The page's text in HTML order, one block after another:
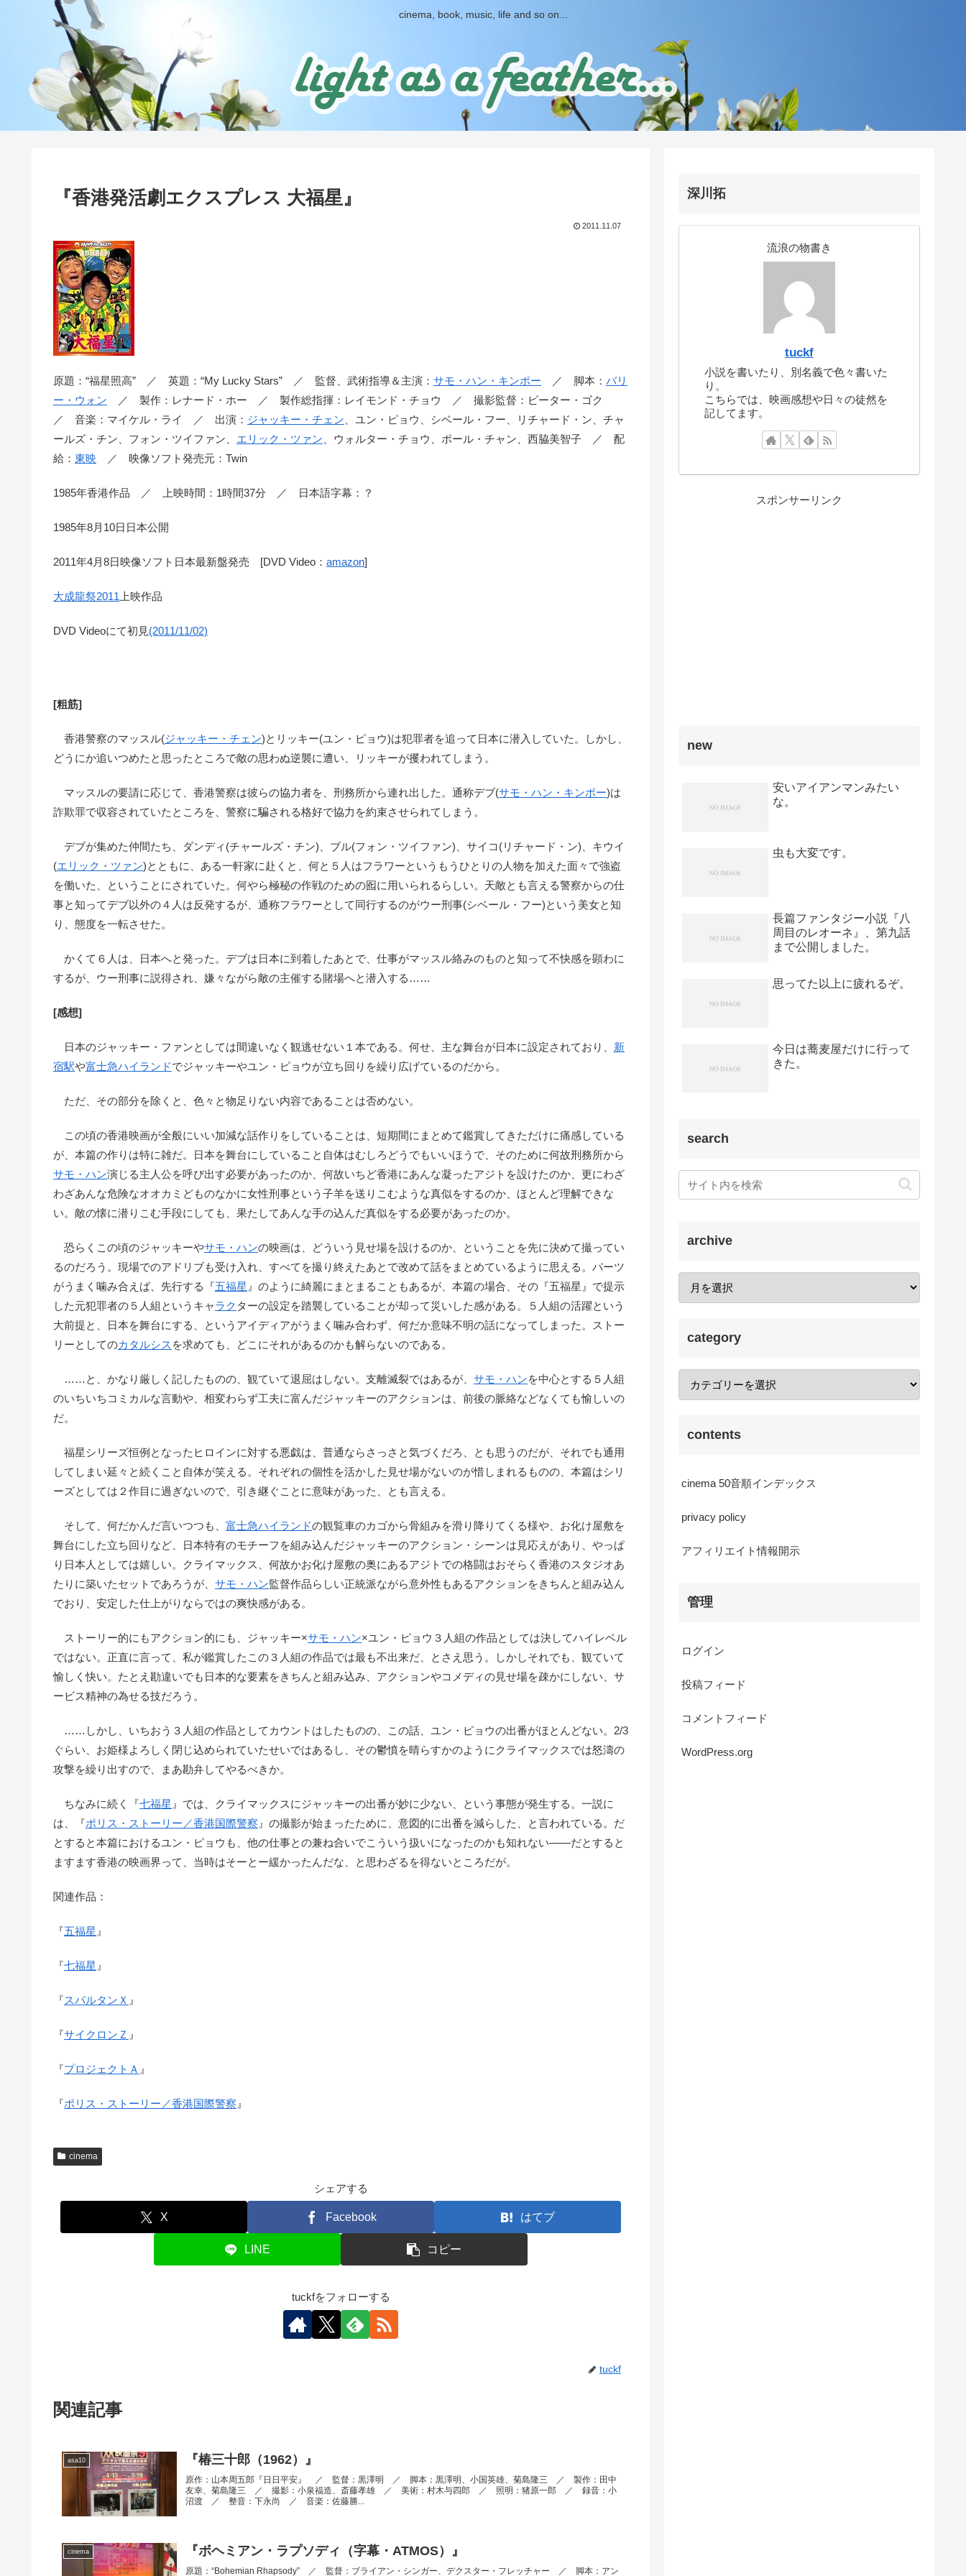
cinema, book, music, life and so on...
『香港発活劇エクスプレス 大福星』
2011.11.07
原題：“福星照高” ／ 英題：“My Lucky Stars” ／ 監督、武術指導＆主演： サモ・ハン・キンポー ／ 脚本： バリ
ー・ウォン ／ 製作：レナード・ホー ／ 製作総指揮：レイモンド・チョウ ／ 撮影監督：ピーター・ゴク
／ 音楽：マイケル・ライ ／ 出演： ジャッキー・チェン 、ユン・ピョウ、シベール・フー、リチャード・ン、チャ
ールズ・チン、フォン・ツイファン、 エリック・ツァン 、ウォルター・チョウ、ポール・チャン、西脇美智子 ／ 配
給： 東映 ／ 映像ソフト発売元：Twin
1985年香港作品 ／ 上映時間：1時間37分 ／ 日本語字幕：？
1985年8月10日日本公開
2011年4月8日映像ソフト日本最新盤発売 [DVD Video： amazon]
大成龍祭2011 上映作品
DVD Videoにて初見(2011/11/02)
[粗筋]
香港警察のマッスル(ジャッキー・チェン)とリッキー(ユン・ピョウ)は犯罪者を追って日本に潜入していた。しかし、
どうにか追いつめたと思ったところで敵の思わぬ逆襲に遭い、リッキーが攫われてしまう。
マッスルの要請に応じて、香港警察は彼らの協力者を、刑務所から連れ出した。通称デブ(サモ・ハン・キンポー)は
詐欺罪で収容されていたところを、警察に騙される格好で協力を約束させられてしまう。
デブが集めた仲間たち、ダンディ(チャールズ・チン)、ブル(フォン・ツイファン)、サイコ(リチャード・ン)、キウイ
(エリック・ツァン)とともに、ある一軒家に赴くと、何と５人はフラワーというもうひとりの人物を加えた面々で強盗
を働いた、ということにされていた。何やら極秘の作戦のための囮に用いられるらしい。天敵とも言える警察からの仕
事と知ってデブ以外の４人は反発するが、通称フラワーとして同行するのがウー刑事(シベール・フー)という美女と知
り、態度を一転させた。
かくて６人は、日本へと発った。デブは日本に到着したあとで、仕事がマッスル絡みのものと知って不快感を顕わに
するが、ウー刑事に説得され、嫌々ながら敵の主催する賭場へと潜入する……
[感想]
日本のジャッキー・ファンとしては間違いなく観逃せない１本である。何せ、主な舞台が日本に設定されており、 新
宿駅や富士急ハイランドでジャッキーやユン・ピョウが立ち回りを繰り広げているのだから。
ただ、その部分を除くと、色々と物足りない内容であることは否めない。
この頃の香港映画が全般にいい加減な話作りをしていることは、短期間にまとめて鑑賞してきただけに痛感している
が、本篇の作りは特に雑だ。日本を舞台にしていること自体はむしろどうでもいいほうで、そのために何故刑務所から
サモ・ハン演じる主人公を呼び出す必要があったのか、何故いちど香港にあんな凝ったアジトを設けたのか、更にわざ
わざあんな危険なオオカミどものなかに女性刑事という子羊を送りこむような真似をするのか、ほとんど理解できな
い。敵の懐に潜りこむ手段にしても、果たしてあんな手の込んだ真似をする必要があったのか。
恐らくこの頃のジャッキーやサモ・ハンの映画は、どういう見せ場を設けるのか、ということを先に決めて撮ってい
るのだろう。現場でのアドリブも受け入れ、すべてを撮り終えたあとで改めて話をまとめているように思える。パーツ
がうまく噛み合えば、先行する『五福星 』のように綺麗にまとまることもあるが、本篇の場合、その『五福星』で提示
した元犯罪者の５人組というキャラク ターの設定を踏襲していることが却って災いした感がある。５人組の活躍という
大前提と、日本を舞台にする、というアイディアがうまく噛み合わず、何だか意味不明の話になってしまった。ストー
リーとしてのカタルシス を求めても、どこにそれがあるのかも解らないのである。
……と、かなり厳しく記したものの、観ていて退屈はしない。支離滅裂ではあるが、 サモ・ハンを中心とする５人組
のいちいちコミカルな言動や、相変わらず工夫に富んだジャッキーのアクションは、前後の脈絡などなくても愉しいの
だ。
福星シリーズ恒例となったヒロインに対する悪戯は、普通ならさっさと気づくだろ、とも思うのだが、それでも通用
してしまい延々と続くこと自体が笑える。それぞれの個性を活かした見せ場がないのが惜しまれるものの、本篇はシリ
ーズとしては２作目に過ぎないので、引き継ぐことに意味があった、とも言える。
そして、何だかんだ言いつつも、 富士急ハイランドの観覧車のカゴから骨組みを滑り降りてくる様や、お化け屋敷を
舞台にした立ち回りなど、日本特有のモチーフを組み込んだジャッキーのアクション・シーンは見応えがあり、やっぱ
り日本人としては嬉しい。クライマックス、何故かお化け屋敷の奥にあるアジトでの格闘はおそらく香港のスタジオあ
たりに築いたセットであろうが、 サモ・ハン監督作品らしい正統派ながら意外性もあるアクションをきちんと組み込ん
でおり、安定した仕上がりならではの爽快感がある。
ストーリー的にもアクション的にも、ジャッキー×サモ・ハン×ユン・ピョウ３人組の作品としては決してハイレベル
ではない。正直に言って、私が鑑賞したこの３人組の作品では最も不出来だ、とさえ思う。しかしそれでも、観ていて
愉しく快い。たとえ勘違いでも日本的な要素をきちんと組み込み、アクションやコメディの見せ場を疎かにしない、サ
ービス精神の為せる技だろう。
……しかし、いちおう３人組の作品としてカウントはしたものの、この話、ユン・ピョウの出番がほとんどない。2/3
ぐらい、お姫様よろしく閉じ込められていたせいではあるし、その鬱憤を晴らすかのようにクライマックスでは怒濤の
攻撃を繰り出すので、まあ勘弁してやるべきか。
ちなみに続く『七福星 』では、クライマックスにジャッキーの出番が妙に少ない、という事態が発生する。一説に
は、『ポリス・ストーリー／香港国際警察 』の撮影が始まったために、意図的に出番を減らした、と言われている。だ
とすると本篇におけるユン・ピョウも、他の仕事との兼ね合いでこういう扱いになったのかも知れない――だとすると
ますます香港の映画界って、当時はそーとー緩かったんだな、と思わざるを得ないところだが。
関連作品：
『五福星 』
『七福星 』
『スパルタンＸ 』
『サイクロンＺ 』
『プロジェクトＡ 』
『ポリス・ストーリー／香港国際警察 』
cinema
シェアする
X Facebook はてブ
LINE コピー
tuckfをフォローする
tuckf
関連記事
asa10 『椿三十郎（1962）』
原作：山本周五郎『日日平安』 ／ 監督：黒澤明 ／ 脚本：黒澤明、小国英雄、菊島隆三 ／ 製作：田中
友幸、菊島隆三 ／ 撮影：小泉福造、斎藤孝雄 ／ 美術：村木与四郎 ／ 照明：猪原一郎 ／ 録音：小
沼渡 ／ 整音：下永尚 ／ 音楽：佐藤勝...
cinema 『ボヘミアン・ラプソディ（字幕・ATMOS）』
原題：“Bohemian Rhapsody” ／ 監督：ブライアン・シンガー、デクスター・フレッチャー ／ 脚本：アン
深川拓
流浪の物書き
tuckf
小説を書いたり、別名義で色々書いた
り。
こちらでは、映画感想や日々の徒然を
記してます。
スポンサーリンク
new
安いアイアンマンみたい
な。
虫も大変です。
長篇ファンタジー小説『八
周目のレオーネ』、第九話
まで公開しました。
思ってた以上に疲れるぞ。
今日は蕎麦屋だけに行って
きた。
search
archive
category
contents
cinema 50音順インデックス
privacy policy
アフィリエイト情報開示
管理
ログイン
投稿フィード
コメントフィード
WordPress.org